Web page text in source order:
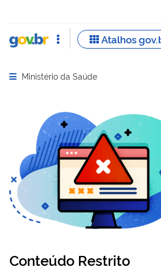
Abrir menu principal de navegação
Ministério da Saúde
Conteúdo Restrito